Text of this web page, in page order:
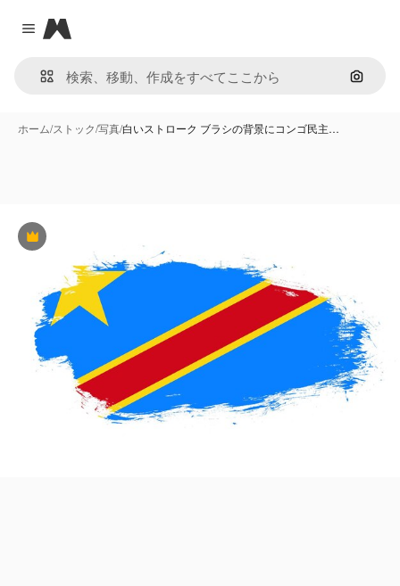
Close menu
Magnific
画像で
ホーム/ストック/写真/白いストローク ブラシの背景にコンゴ民主…
Premium